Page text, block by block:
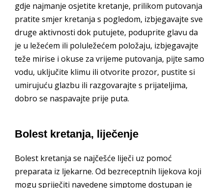
gdje najmanje osjetite kretanje, prilikom putovanja
pratite smjer kretanja s pogledom, izbjegavajte sve
druge aktivnosti dok putujete, poduprite glavu da
je u ležećem ili poluležećem položaju, izbjegavajte
teže mirise i okuse za vrijeme putovanja, pijte samo
vodu, uključite klimu ili otvorite prozor, pustite si
umirujuću glazbu ili razgovarajte s prijateljima,
dobro se naspavajte prije puta.
Bolest kretanja, liječenje
Bolest kretanja se najčešće liječi uz pomoć
preparata iz ljekarne. Od bezreceptnih lijekova koji
mogu spriječiti navedene simptome dostupan je